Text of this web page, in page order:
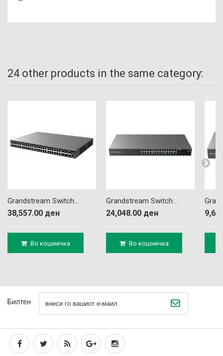
24 other products in the same category:
Grandstream Switch...
38,557.00 ден
Во кошничка
Grandstream Switch...
24,048.00 ден
Во кошничка
Билтен